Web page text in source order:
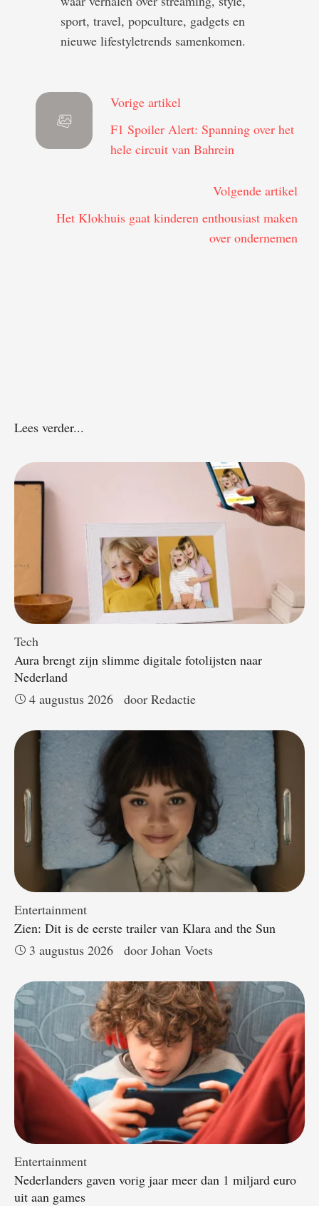
sport, travel, popculture, gadgets en
nieuwe lifestyle­trends samenkomen.
Vorige artikel
F1 Spoiler Alert: Spanning over het
hele circuit van Bahrein
Volgende artikel
Het Klokhuis gaat kinderen enthousiast maken
over ondernemen
Lees verder...
Tech
Aura brengt zijn slimme digitale fotolijsten naar
Nederland
4 augustus 2026
door Redactie
Entertainment
Zien: Dit is de eerste trailer van Klara and the Sun
3 augustus 2026
door Johan Voets
Entertainment
Nederlanders gaven vorig jaar meer dan 1 miljard euro
uit aan games